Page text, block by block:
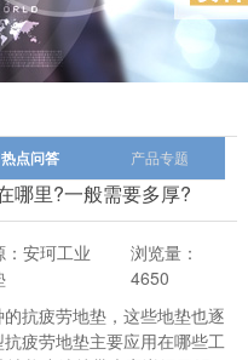
热点问答 产品专题
哪里?一般需要多厚?
：安珂工业
浏览量：
4650
抗疲劳地垫，这些地垫也逐
疲劳地垫主要应用在哪些工